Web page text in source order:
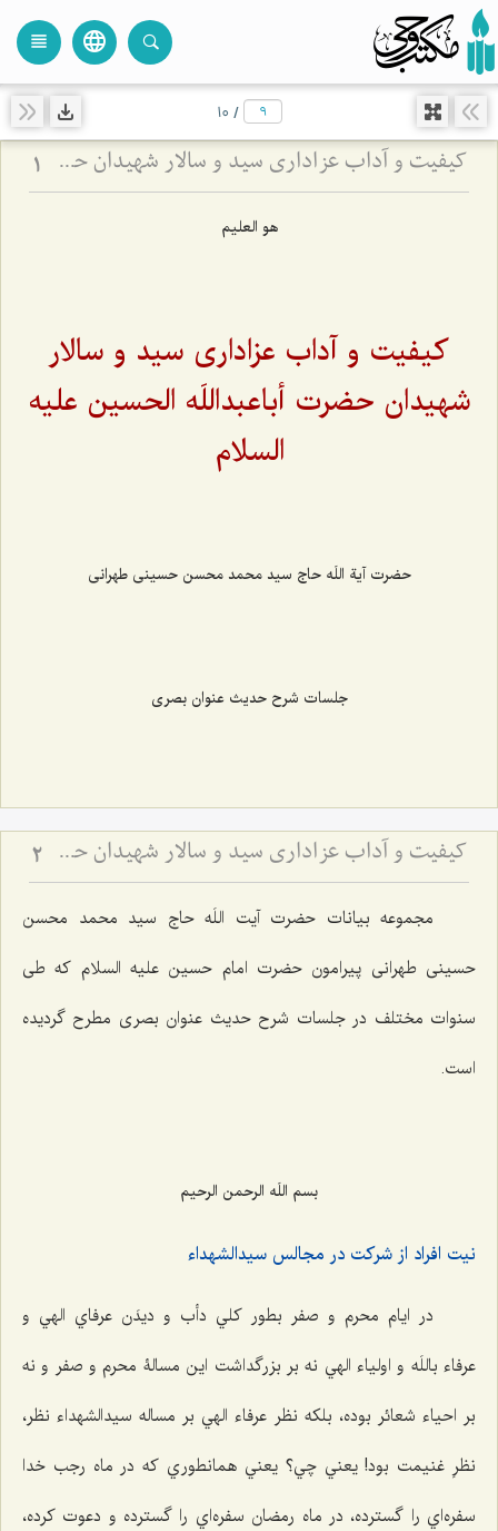
language
view_headline
/
10
کیفیت و آداب عزاداری سید و سالار شهیدان حضرت أباعبداللَه الحسین علیه السلام 1
هو العلیم
کیفیت و آداب عزاداری سید و سالار
شهیدان حضرت أباعبداللَه الحسین علیه
السلام
حضرت آیة اللَه حاج سید محمد محسن حسینی طهرانی
جلسات شرح حدیث عنوان بصری
کیفیت و آداب عزاداری سید و سالار شهیدان حضرت أباعبداللَه الحسین علیه السلام 2
مجموعه بیانات حضرت آیت اللَه حاج سید محمد محسن
حسینی طهرانی پیرامون حضرت امام حسین علیه السلام که طی
سنوات مختلف در جلسات شرح حدیث عنوان بصری مطرح گردیده
است.
بسم اللَه الرحمن الرحیم
نيت افراد از شركت در مجالس سيدالشهداء
در ايام محرم و صفر بطور كلي دأب و دیدَن عرفاي الهي و
عرفاء باللَه و اولياء الهي نه بر بزرگداشت اين مسالۀ محرم و صفر و نه
بر احياء شعائر بوده، بلکه نظر عرفاء الهي بر مساله سيدالشهداء نظر،
‌نظرِ غنيمت بود! يعني چي؟ يعني همانطوري كه در ماه رجب خدا
سفره‌اي را گسترده، در ماه رمضان سفره‌اي را گسترده و دعوت كرده،